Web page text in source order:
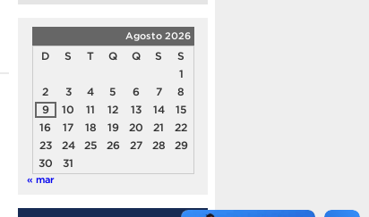
Agosto 2026
D S T Q Q S
S
1
2
3 4 5 6 7
8
9
10 11 12 13 14
15
16
17 18 19 20 21
22
23
24 25 26 27 28
29
30
31
« mar